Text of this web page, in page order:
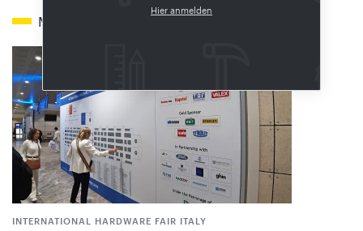
Hier anmelden
Mehr zum Thema
INTERNATIONAL HARDWARE FAIR ITALY